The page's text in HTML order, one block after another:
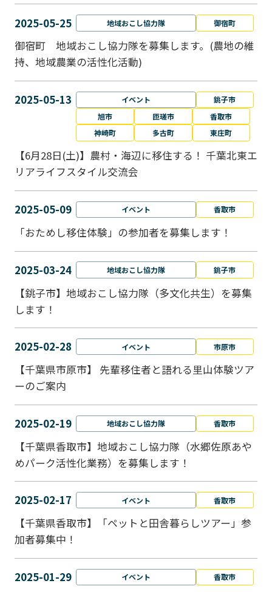
2025-05-25 地域おこし協力隊 御宿町
御宿町 地域おこし協力隊を募集します。(農地の維
持、地域農業の活性化活動)
2025-05-13 イベント
銚子市
旭市
匝瑳市
香取市
神崎町
多古町 東庄町
【6月28日(土)】農村・海辺に移住する！ 千葉北東エ
リアライフスタイル交流会
2025-05-09 イベント 香取市
「おためし移住体験」の参加者を募集します！
2025-03-24 地域おこし協力隊 銚子市
【銚子市】地域おこし協力隊（多文化共生）を募集
します！
2025-02-28 イベント 市原市
【千葉県市原市】 先輩移住者と語れる里山体験ツア
ーのご案内
2025-02-19 地域おこし協力隊 香取市
【千葉県香取市】地域おこし協力隊（水郷佐原あや
めパーク活性化業務）を募集します！
2025-02-17 イベント 香取市
【千葉県香取市】「ペットと⽥舎暮らしツアー」参
加者募集中！
2025-01-29 イベント 香取市